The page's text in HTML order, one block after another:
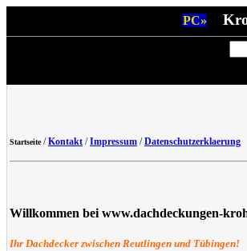
PC»
Startseite/Kontakt /Impressum /Datenschutzerklaerung
Willkommen bei www.dachdeckungen-
Ihr Dachdecker zwischen Reutlingen und Tübingen!